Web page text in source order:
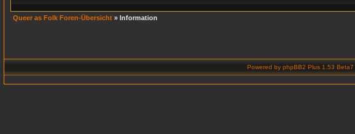
Queer as Folk Foren-Übersicht » Information
Powered by phpBB2 Plus 1.53 Beta7